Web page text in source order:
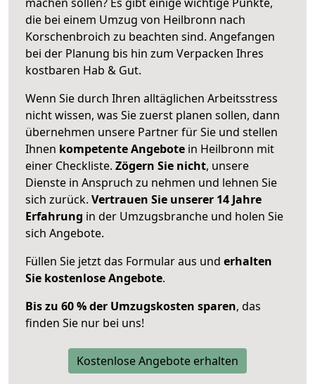
die bei einem Umzug von Heilbronn nach
Korschenbroich zu beachten sind. Angefangen
bei der Planung bis hin zum Verpacken Ihres
kostbaren Hab & Gut.
Wenn Sie durch Ihren alltäglichen Arbeitsstress
nicht wissen, was Sie zuerst planen sollen, dann
übernehmen unsere Partner für Sie und stellen
Ihnen kompetente Angebote in Heilbronn mit
einer Checkliste. Zögern Sie nicht, unsere
Dienste in Anspruch zu nehmen und lehnen Sie
sich zurück. Vertrauen Sie unserer 14 Jahre
Erfahrung in der Umzugsbranche und holen Sie
sich Angebote.
Füllen Sie jetzt das Formular aus und erhalten
Sie kostenlose Angebote.
Bis zu 60 % der Umzugskosten sparen, das
finden Sie nur bei uns!
Kostenlose Angebote erhalten